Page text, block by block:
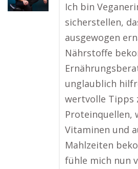
Ich bin
sicherstellen,
ausgewogen
Nährstoffe
unglaublich
wertvolle Tipps
Proteinquellen,
Vitaminen und
Mahlzeiten
fühle mich nun